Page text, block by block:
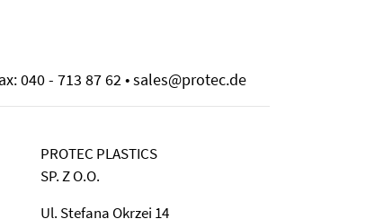
040 - 713 87 62 • sales@protec.de
PROTEC PLASTICS
SP. Z O.O.
Ul. Stefana Okrzei 14